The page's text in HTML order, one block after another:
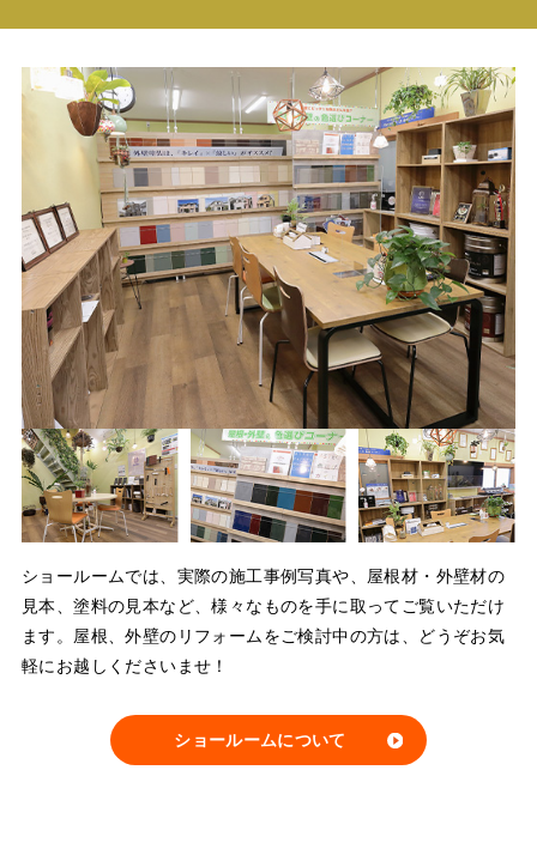
ショールームでは、実際の施工事例写真や、屋根材・外壁材の
見本、塗料の見本など、様々なものを手に取ってご覧いただけ
ます。屋根、外壁のリフォームをご検討中の方は、どうぞお気
軽にお越しくださいませ！
ショールームについて